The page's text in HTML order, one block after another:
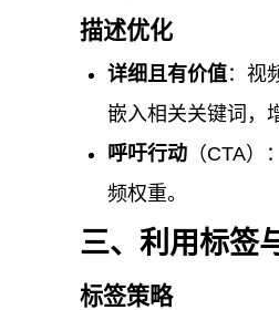
描述优化
详细且有价值：视
嵌入相关关键词，
呼吁行动 （CTA
频权重。
三、利用标签
标签策略